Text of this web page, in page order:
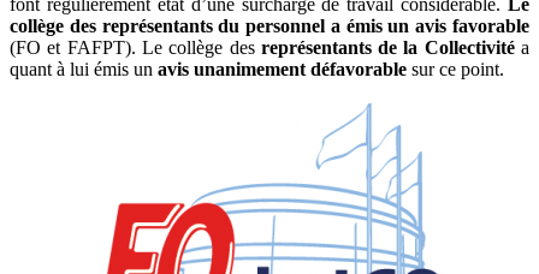
collège des représentants du personnel a émis un avis favorable
(FO et FAFPT). Le collège des représentants de la Collectivitéa
quant à lui émis un avis unanimement défavorable sur ce point.